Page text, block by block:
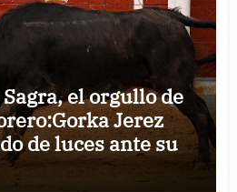
el orgullo de
Jerez
de luces ante su